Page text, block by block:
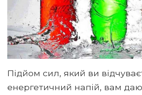
Підйом сил, який ви
енергетичний напій, вам